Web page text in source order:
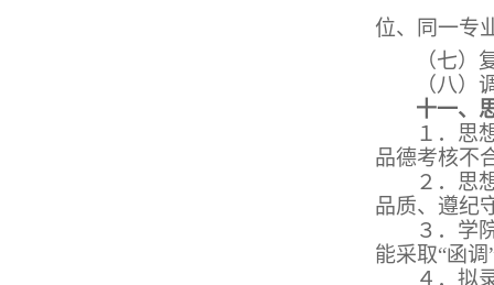
位、同一专
（七）
（八）
十一、
１．思
品德考核不
２．思
品质、遵纪
３．学
能采取“函
４．拟